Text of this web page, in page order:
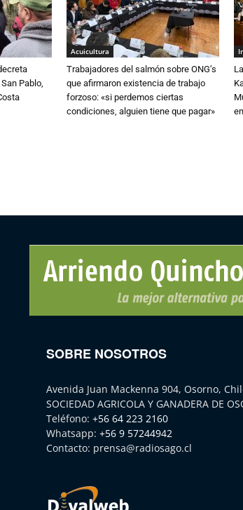
Pablo,
Acuicultura
Trabajadores del salmón sobre ONG’s
que afirmaron existencia de trabajo
forzoso: «si perdemos ciertas
condiciones, alguien tiene que pagar»
SOBRE NOSOTROS
Avenida Juan Mackenna 904, Osorno,
SOCIEDAD AGRICOLA Y GANADERA DE
Teléfono: +56 64 223 2160
Whatsapp: +56 9 57244942
Contacto: prensa@radiosago.cl